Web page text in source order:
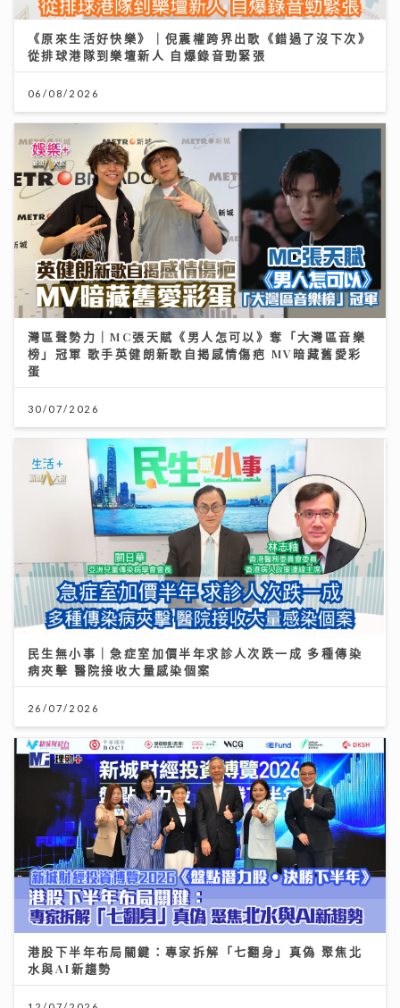
《原來生活好快樂》｜倪震權跨界出歌《錯過了沒下次》
從排球港隊到樂壇新人 自爆錄音勁緊張
06/08/2026
灣區聲勢力｜MC張天賦《男人怎可以》奪「大灣區音樂
榜」冠軍 歌手英健朗新歌自揭感情傷疤 MV暗藏舊愛彩
蛋
30/07/2026
民生無小事｜急症室加價半年求診人次跌一成 多種傳染
病夾擊 醫院接收大量感染個案
26/07/2026
港股下半年布局關鍵：專家拆解「七翻身」真偽 聚焦北
水與AI新趨勢